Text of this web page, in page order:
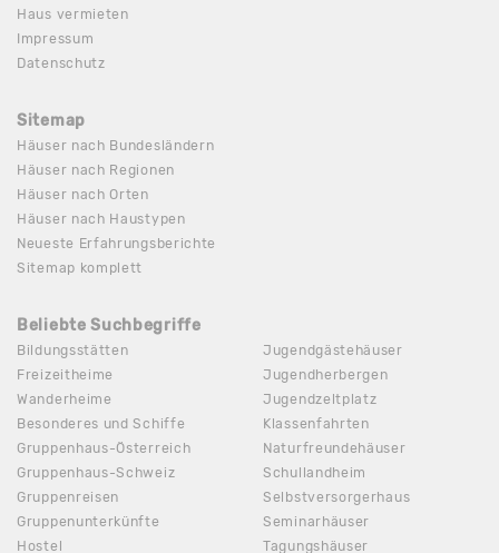
Haus vermieten
Impressum
Datenschutz
Sitemap
Häuser nach Bundesländern
Häuser nach Regionen
Häuser nach Orten
Häuser nach Haustypen
Neueste Erfahrungsberichte
Sitemap komplett
Beliebte Suchbegriffe
Bildungsstätten
Freizeitheime
Wanderheime
Besonderes und Schiffe
Gruppenhaus-Österreich
Gruppenhaus-Schweiz
Gruppenreisen
Gruppenunterkünfte
Hostel
Jugendgästehäuser
Jugendherbergen
Jugendzeltplatz
Klassenfahrten
Naturfreundehäuser
Schullandheim
Selbstversorgerhaus
Seminarhäuser
Tagungshäuser